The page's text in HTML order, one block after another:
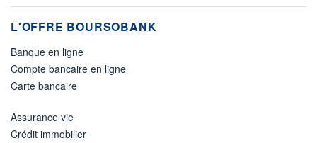
L'OFFRE BOURSOBANK
Banque en ligne
Compte bancaire en ligne
Carte bancaire
Assurance vie
Crédit immobilier